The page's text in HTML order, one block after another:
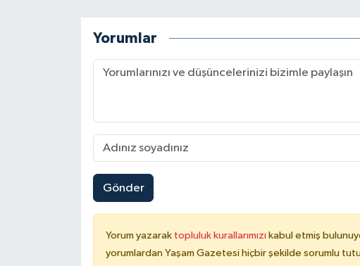
Yorumlar
Gönder
Yorum yazarak topluluk kurallarımızı kabul etmiş
yorumlardan Yaşam Gazetesi hiçbir şekilde sorumlu